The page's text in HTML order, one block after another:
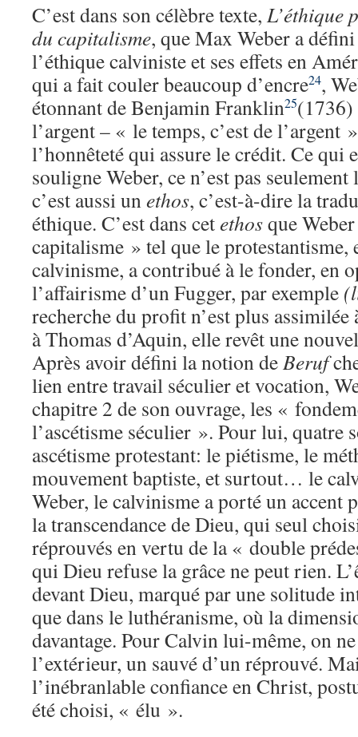
C’est dans son célèbre texte, L’éthique
du capitalisme, que Max Weber a
l’éthique calviniste et ses effets en
qui a fait couler beaucoup d’encre24,
étonnant de Benjamin Franklin25(1736)
l’argent – « le temps, c’est de l’argent
l’honnêteté qui assure le crédit. Ce qui
souligne Weber, ce n’est pas seulement
c’est aussi unethos, c’est-à-dire la
éthique. C’est dans cetethosque
capitalisme » tel que le
calvinisme, a contribué à le fonder, en
l’affairisme d’un Fugger, par exemple
recherche du profit n’est plus assimilée
à Thomas d’Aquin, elle revêt une
Après avoir défini la notion deBeruf
lien entre travail séculier et vocation,
chapitre 2 de son ouvrage, les «
l’ascétisme séculier ». Pour lui, quatre
ascétisme protestant: le piétisme, le
mouvement baptiste, et surtout… le
Weber, le calvinisme a porté un
la transcendance de Dieu, qui seul
réprouvés en vertu de la « double
qui Dieu refuse la grâce ne peut rien.
devant Dieu, marqué par une solitude
que dans le luthéranisme, où la
davantage. Pour Calvin lui-même, on
l’extérieur, un sauvé d’un réprouvé.
l’inébranlable confiance en Christ,
été choisi, « élu ».